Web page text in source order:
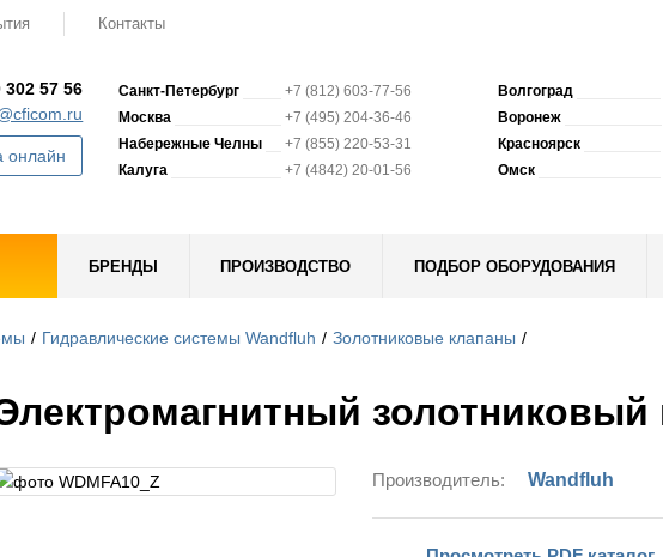
Контакты
302 57 56
онлайн
Санкт-Петербург
+7 (812) 603-77-56
Москва
+7 (495) 204-36-46
Набережные Челны
+7 (855) 220-53-31
Калуга
+7 (4842) 20-01-56
Волгоград
Воронеж
Красноярск
Омск
БРЕНДЫ ПРОИЗВОДСТВО ПОДБОР ОБОРУДОВАНИЯ
Гидравлические системы Wandfluh Золотниковые клапаны
золотниковый
Производитель: Wandfluh